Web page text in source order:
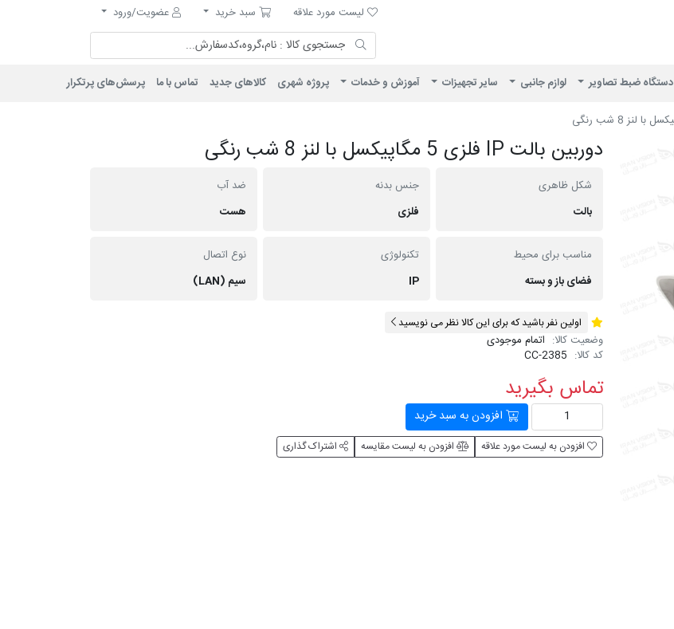
لیست مورد علاقه
لیست مورد علاقه سبد خرید
سبد خرید
عضویت/ورود
دستگاه ضبط تصاویر لوازم جانبی سایر تجهیزات آموزش و خدمات پروژه شهری کالاهای جدید تماس با ما پرسش‌های پرتکرار
دوربین بالت IP فلزی 5 مگاپیکسل با لنز 8 شب رنگی
شکل ظاهری
بالت
جنس بدنه
فلزی
ضد آب
هست
مناسب برای محیط
فضای باز و بسته
تکنولوژی
IP
نوع اتصال
سیم (LAN)
اولین نفر باشید که برای این کالا نظر می نویسید
وضعیت کالا: اتمام موجودی
کد کالا: CC-2385
تماس بگیرید
افزودن به سبد خرید
افزودن به لیست مورد علاقه افزودن به لیست مقایسه اشتراک گذاری